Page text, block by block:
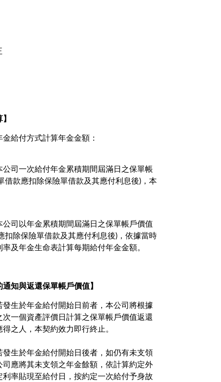
給付方式計算年金金額：
公司一次給付年金累積期間屆滿日之保單帳
借款應扣除保險單借款及其應付利息後)，本
公司以年金累積期間屆滿日之保單帳戶價值
扣除保險單借款及其應付利息後)，依據當時
及年金生命表計算每期給付年金金額。
知與返還保單帳戶價值】
發生於年金給付開始日前者，本公司將根據
次一個資產評價日計算之保單帳戶價值返還
之人，本契約效力即行終止。
發生於年金給付開始日後者，如仍有未支領
司應將其未支領之年金餘額，依計算約定外
利率貼現至給付日，按約定一次給付予身故